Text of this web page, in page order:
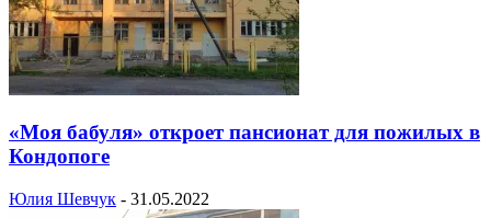
«Моя бабуля» откроет пансионат для пожилых в
Кондопоге
Юлия Шевчук - 31.05.2022